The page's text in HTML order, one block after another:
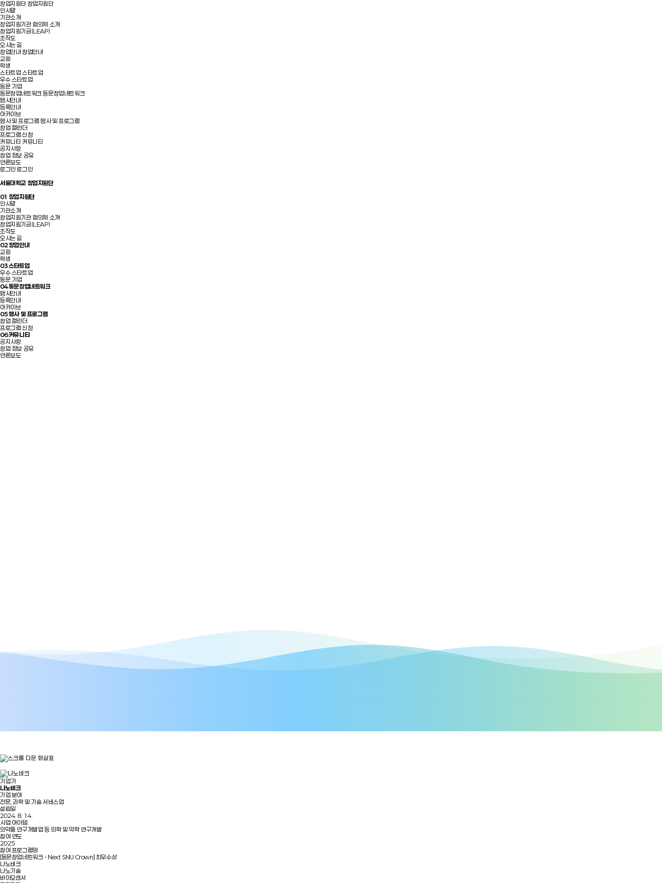
창업지원단 창업지원단
인사말
기관소개
창업지원기관 협의체 소개
창업지원기금(LEAP)
조직도
오시는 길
창업안내 창업안내
교원
학생
스타트업 스타트업
우수 스타트업
동문 기업
동문창업네트워크 동문창업네트워크
행사안내
등록안내
아카이브
행사 및 프로그램 행사 및 프로그램
창업 캘린더
프로그램 신청
커뮤니티 커뮤니티
공지사항
창업 정보 공유
언론보도
로그인 로그인
서울대학교 창업지원단
01 창업지원단
인사말
기관소개
창업지원기관 협의체 소개
창업지원기금(LEAP)
조직도
오시는 길
02창업안내
교원
학생
03스타트업
우수 스타트업
동문 기업
04동문창업네트워크
행사안내
등록안내
아카이브
05행사 및 프로그램
창업 캘린더
프로그램 신청
06커뮤니티
공지사항
창업 정보 공유
언론보도
기업가
나노비크
기업 분야
전문, 과학 및 기술 서비스업
설립일
2024. 8. 14.
사업 아이템
의약품 연구개발업 등 의학 및 약학 연구개발
참여 연도
2025
참여 프로그램명
[동문창업네트워크 - Next SNU Crown] 최우수상
나노비크
나노기술
바이오센서